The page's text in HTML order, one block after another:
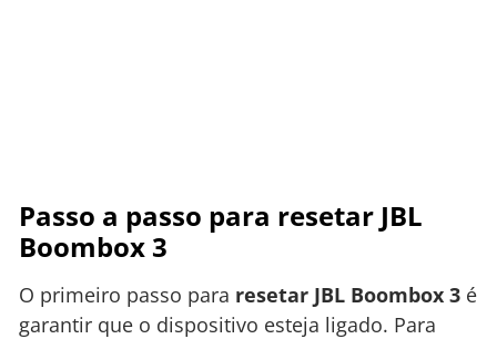
Passo a passo para resetar JBL
Boombox 3
O primeiro passo para resetar JBL Boombox 3 é
garantir que o dispositivo esteja ligado. Para